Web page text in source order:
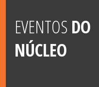
EVENTOS DO
NÚCLEO